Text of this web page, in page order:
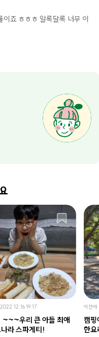
죠 ㅎㅎㅎ 알록달록 너무 이
2022.12.16 19:17
~~~우리 큰 아들 최애
라 스파게티!
이선아
캠핑
한요